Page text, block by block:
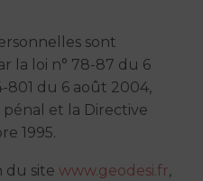
sont
la loi n° 78-87 du 6
801 du 6 août 2004,
pénal et la Directive
1995.
du site www.geodesi.fr,